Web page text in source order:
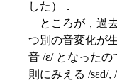
した）．
ところが，過
つ別の音変化が
音 /ɛ/ となったの
則にみえる /sɛd/